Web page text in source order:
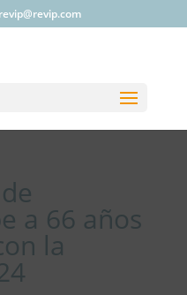
revip@revip.com
a 66 años
la